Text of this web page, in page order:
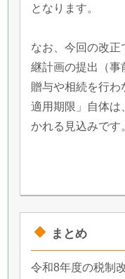
となります。
なお、今回の改正
継計画の提出（事
贈与や相続を行
適用期限」自体は
かれる見込みです
まとめ
令和8年度の税制